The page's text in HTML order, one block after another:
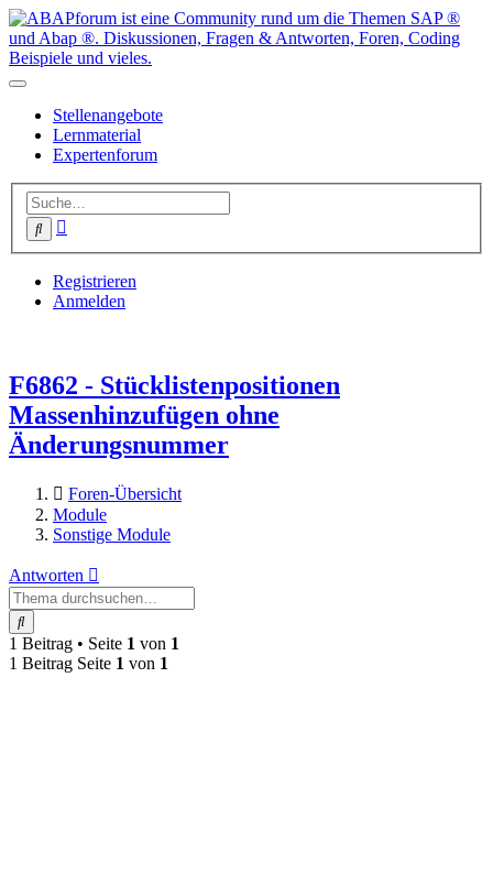
Stellenangebote
Lernmaterial
Expertenforum
Suche
Registrieren
Anmelden
F6862 - Stücklistenpositionen
Massenhinzufügen ohne
Änderungsnummer
Foren-Übersicht
Module
Sonstige Module
Antworten
Suche
1 Beitrag • Seite 1 von 1
1 Beitrag Seite 1 von 1